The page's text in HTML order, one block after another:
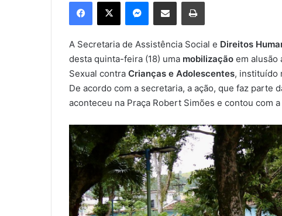
u
m
e
-
m
i
l
A Secretaria de Assistência Social e Direitos
desta quinta-feira (18) uma mobilização em alusão
Sexual contra Crianças e Adolescentes, instituído
De acordo com a secretaria, a ação, que faz parte
aconteceu na Praça Robert Simões e contou com